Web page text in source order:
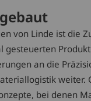
von Linde ist die
gesteuerten
an die
weiter.
bei denen